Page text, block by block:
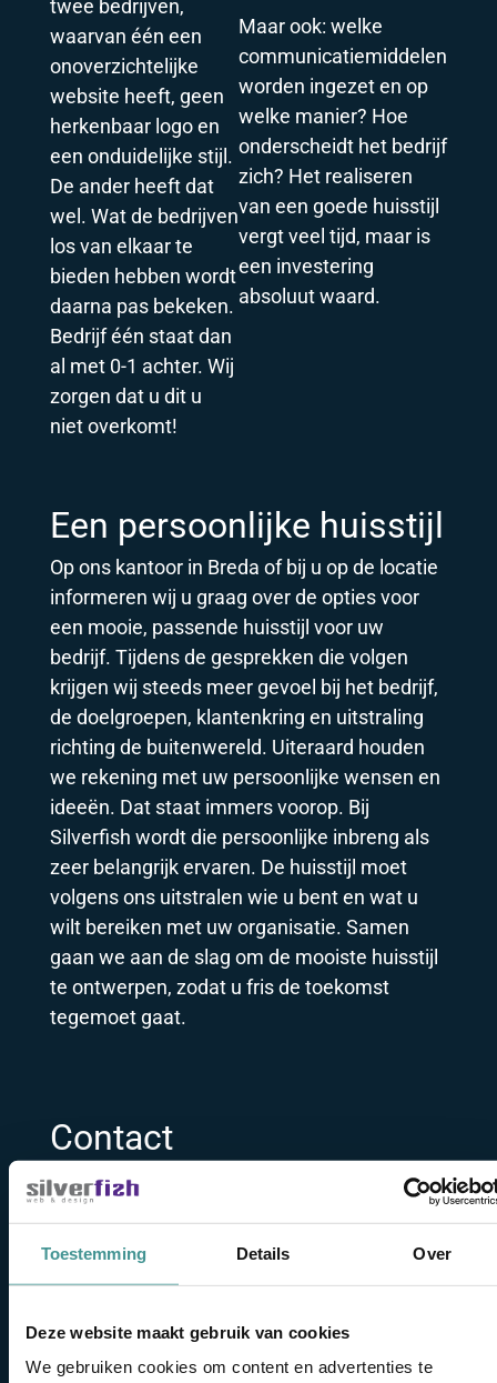
Toestemming Details Over
Deze website maakt gebruik van cookies
We gebruiken cookies om content en advertenties te
waarvan één een
onoverzichtelijke
website heeft, geen
herkenbaar logo en
een onduidelijke stijl.
De ander heeft dat
wel. Wat de bedrijven
los van elkaar te
bieden hebben wordt
daarna pas bekeken.
Bedrijf één staat dan
al met 0-1 achter. Wij
zorgen dat u dit u
niet overkomt!
Maar ook: welke
communicatiemiddelen
worden ingezet en op
welke manier? Hoe
onderscheidt het bedrijf
zich? Het realiseren
van een goede huisstijl
vergt veel tijd, maar is
een investering
absoluut waard.
Een persoonlijke huisstijl
Op ons kantoor in Breda of bij u op de locatie
informeren wij u graag over de opties voor
een mooie, passende huisstijl voor uw
bedrijf. Tijdens de gesprekken die volgen
krijgen wij steeds meer gevoel bij het bedrijf,
de doelgroepen, klantenkring en uitstraling
richting de buitenwereld. Uiteraard houden
we rekening met uw persoonlijke wensen en
ideeën. Dat staat immers voorop. Bij
Silverfish wordt die persoonlijke inbreng als
zeer belangrijk ervaren. De huisstijl moet
volgens ons uitstralen wie u bent en wat u
wilt bereiken met uw organisatie. Samen
gaan we aan de slag om de mooiste huisstijl
te ontwerpen, zodat u fris de toekomst
tegemoet gaat.
Contact
Wilt u een keer sparren of vrijblijvend met
ons afspreken om uw huisstijl te bespreken?
naar 076 – 5145026 of stuur een e-mail: